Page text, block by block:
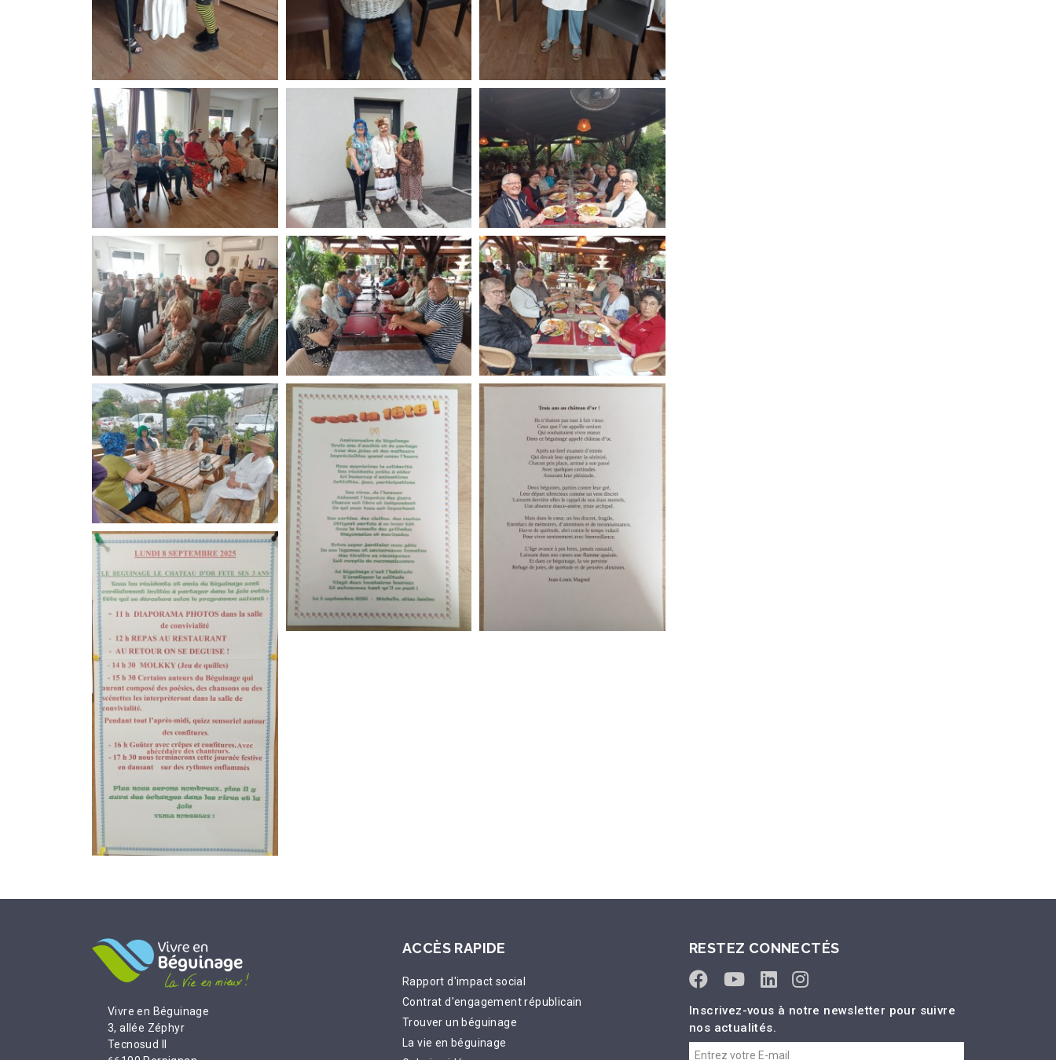
Vivre en Béguinage
3, allée Zéphyr
Tecnosud II
ACCÈS RAPIDE
Rapport d'impact social
Contrat d'engagement républicain
Trouver un béguinage
La vie en béguinage
RESTEZ CONNECTÉS
Inscrivez-vous à notre newsletter pour suivre
nos actualités.